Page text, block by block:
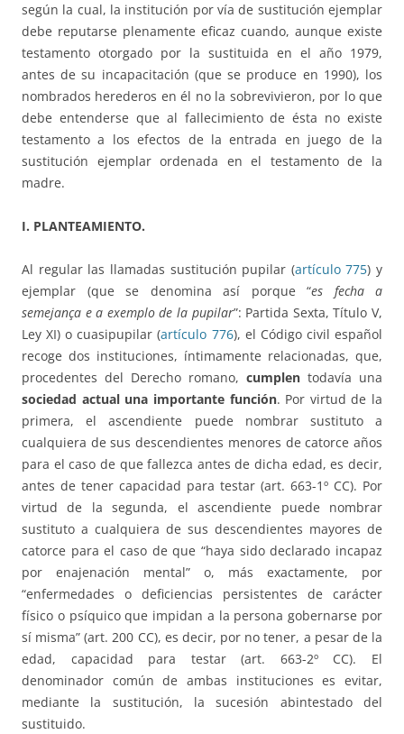
según la cual, la institución por vía de sustitución ejemplar
debe reputarse plenamente eficaz cuando, aunque existe
testamento otorgado por la sustituida en el año 1979,
antes de su incapacitación (que se produce en 1990), los
nombrados herederos en él no la sobrevivieron, por lo que
debe entenderse que al fallecimiento de ésta no existe
testamento a los efectos de la entrada en juego de la
sustitución ejemplar ordenada en el testamento de la
madre.
I. PLANTEAMIENTO.
Al regular las llamadas sustitución pupilar (artículo 775) y
ejemplar (que se denomina así porque “es fecha a
semejança e a exemplo de la pupilar”: Partida Sexta, Título V,
Ley XI) o cuasipupilar (artículo 776), el Código civil español
recoge dos instituciones, íntimamente relacionadas, que,
procedentes del Derecho romano, cumplen todavía una
sociedad actual una importante función. Por virtud de la
primera, el ascendiente puede nombrar sustituto a
cualquiera de sus descendientes menores de catorce años
para el caso de que fallezca antes de dicha edad, es decir,
antes de tener capacidad para testar (art. 663-1º CC). Por
virtud de la segunda, el ascendiente puede nombrar
sustituto a cualquiera de sus descendientes mayores de
catorce para el caso de que “haya sido declarado incapaz
por enajenación mental” o, más exactamente, por
“enfermedades o deficiencias persistentes de carácter
físico o psíquico que impidan a la persona gobernarse por
sí misma” (art. 200 CC), es decir, por no tener, a pesar de la
edad, capacidad para testar (art. 663-2º CC). El
denominador común de ambas instituciones es evitar,
mediante la sustitución, la sucesión abintestado del
sustituido.